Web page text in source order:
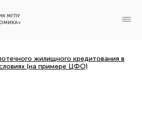
МГПУ
жилищного кредитования в
(на примере ЦФО)